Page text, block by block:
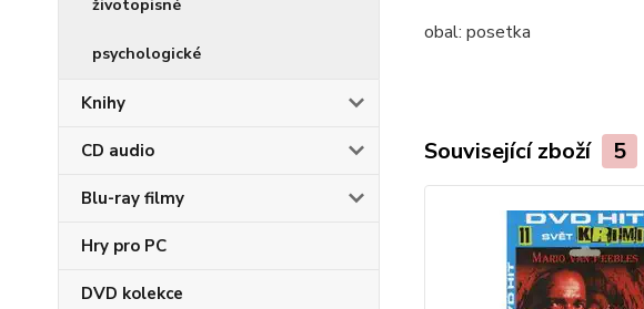
životopisné
psychologické
Knihy
CD audio
Blu-ray filmy
Hry pro PC
DVD kolekce
obal: posetka
Související zboží 5